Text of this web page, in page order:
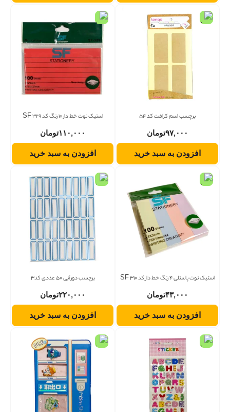
برچسب اسم کرافت کد 54
۹۷,۰۰۰تومان
افزودن به سبد خرید
استیک نوت خط دار 10 رنگ کد 329 SF
۱۱۰,۰۰۰تومان
افزودن به سبد خرید
استیک نوت پاستلی 4 رنگ خط دار کد 310 SF
۴۳,۰۰۰تومان
افزودن به سبد خرید
برچسب دور آبی 50 عددی کد3
۲۲۰,۰۰۰تومان
افزودن به سبد خرید